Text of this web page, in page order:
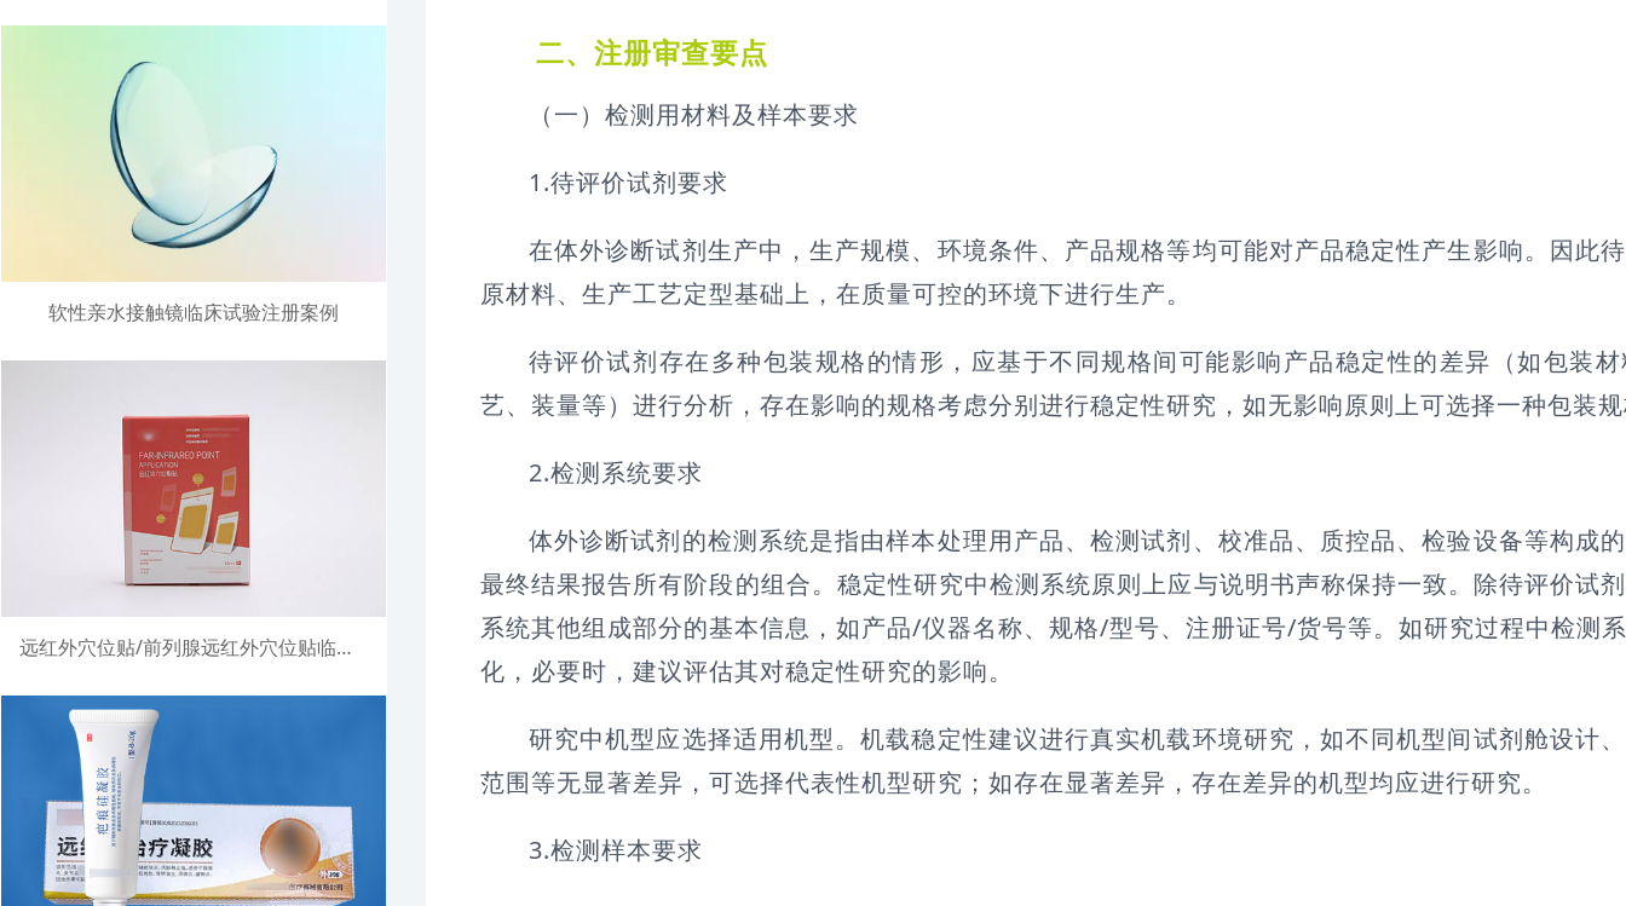
软性亲水接触镜临床试验注册案例
远红外穴位贴/前列腺远红外穴位贴临床试验注册案例
二、注册审查要点
（一）检测用材料及样本要求
1.待评价试剂要求
在体外诊断试剂生产中，生产规模、环境条件、产品规格等均可能对产品稳定性产生影响。因此
原材料、生产工艺定型基础上，在质量可控的环境下进行生产。
待评价试剂存在多种包装规格的情形，应基于不同规格间可能影响产品稳定性的差异（如包装
艺、装量等）进行分析，存在影响的规格考虑分别进行稳定性研究，如无影响原则上可选择一种包装
2.检测系统要求
体外诊断试剂的检测系统是指由样本处理用产品、检测试剂、校准品、质控品、检验设备等构成
最终结果报告所有阶段的组合。稳定性研究中检测系统原则上应与说明书声称保持一致。除待评价试
系统其他组成部分的基本信息，如产品/仪器名称、规格/型号、注册证号/货号等。如研究过程中检测
化，必要时，建议评估其对稳定性研究的影响。
研究中机型应选择适用机型。机载稳定性建议进行真实机载环境研究，如不同机型间试剂舱设计
范围等无显著差异，可选择代表性机型研究；如存在显著差异，存在差异的机型均应进行研究。
3.检测样本要求